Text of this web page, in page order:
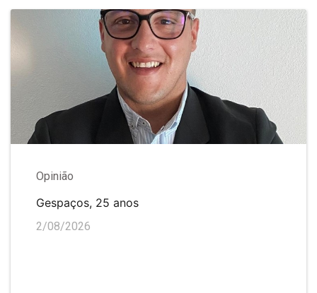
Opinião
Gespaços, 25 anos
2/08/2026